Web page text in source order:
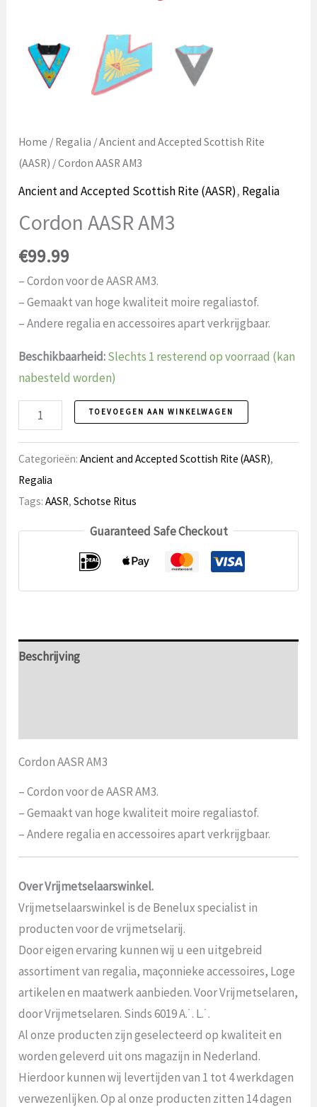
Home / Regalia /Ancient and Accepted Scottish Rite
(AASR) / Cordon AASR AM3
Ancient and Accepted Scottish Rite (AASR), Regalia
Cordon AASR AM3
€99.99
– Cordon voor de AASR AM3.
– Gemaakt van hoge kwaliteit moire regaliastof.
– Andere regalia en accessoires apart verkrijgbaar.
Beschikbaarheid:Slechts 1 resterend op voorraad (kan
nabesteld worden)
Cordon
AASR
AM3
aantal
TOEVOEGEN AAN WINKELWAGEN
Categorieën:Ancient and Accepted Scottish Rite (AASR),
Regalia
Tags:AASR,Schotse Ritus
Guaranteed Safe Checkout
Beschrijving
Cordon AASR AM3
– Cordon voor de AASR AM3.
– Gemaakt van hoge kwaliteit moire regaliastof.
– Andere regalia en accessoires apart verkrijgbaar.
Over Vrijmetselaarswinkel.
Vrijmetselaarswinkel is de Benelux specialist in
producten voor de vrijmetselarij.
Door eigen ervaring kunnen wij u een uitgebreid
assortiment van regalia, maçonnieke accessoires, Loge
artikelen en maatwerk aanbieden. Voor Vrijmetselaren,
door Vrijmetselaren. Sinds 6019 A.˙. L.˙.
Al onze producten zijn geselecteerd op kwaliteit en
worden geleverd uit ons magazijn in Nederland.
Hierdoor kunnen wij levertijden van 1 tot 4 werkdagen
verwezenlijken. Op al onze producten zitten 14 dagen